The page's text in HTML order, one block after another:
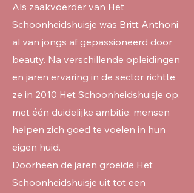
Als zaakvoerder van Het
Schoonheidshuisje was Britt Anthoni
al van jongs af gepassioneerd door
beauty. Na verschillende opleidingen
en jaren ervaring in de sector richtte
ze in 2010 Het Schoonheidshuisje op,
met één duidelijke ambitie: mensen
helpen zich goed te voelen in hun
eigen huid.
Doorheen de jaren groeide Het
Schoonheidshuisje uit tot een